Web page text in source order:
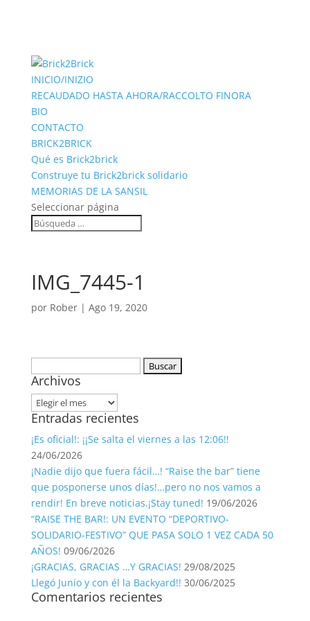
INICIO/INIZIO
RECAUDADO HASTA AHORA/RACCOLTO FINORA
BIO
CONTACTO
BRICK2BRICK
Qué es Brick2brick
Construye tu Brick2brick solidario
MEMORIAS DE LA SANSIL
Seleccionar página
IMG_7445-1
por Rober| Ago 19, 2020
Archivos
Archivos
Entradas recientes
¡Es oficial!: ¡¡Se salta el viernes a las 12:06!!
24/06/2026
¡Nadie dijo que fuera fácil…! “Raise the bar” tiene
que posponerse unos días!…pero no nos vamos a
rendir! En breve noticias.¡Stay tuned! 19/06/2026
“RAISE THE BAR!: UN EVENTO “DEPORTIVO-
SOLIDARIO-FESTIVO” QUE PASA SOLO 1 VEZ CADA 50
AÑOS! 09/06/2026
¡GRACIAS, GRACIAS …Y GRACIAS! 29/08/2025
Llegó Junio y con él la Backyard!! 30/06/2025
Comentarios recientes